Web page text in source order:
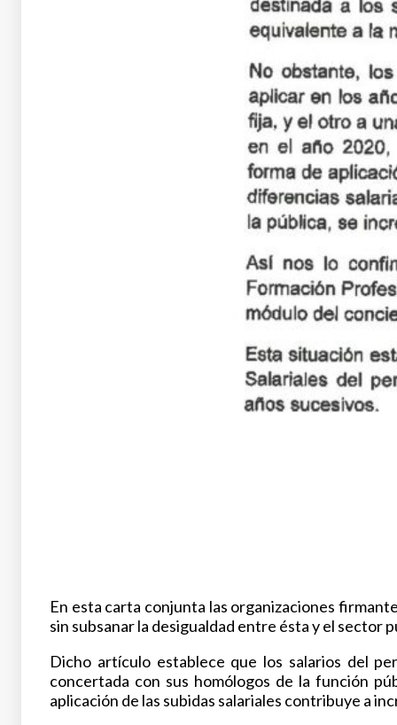
En esta carta conjunta las organizaciones
sin subsanar la desigualdad entre ésta y el sector
Dicho artículo establece que los salarios del
concertada con sus homólogos de la función
aplicación de las subidas salariales contribuye a